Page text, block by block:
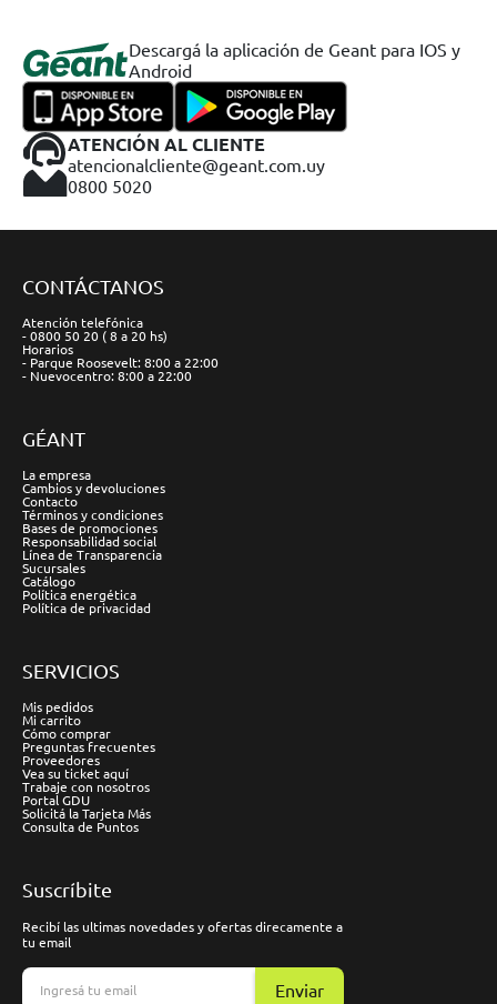
Descargá la aplicación de Geant para IOS y
Android
ATENCIÓN AL CLIENTE
atencionalcliente@geant.com.uy
0800 5020
CONTÁCTANOS
Atención telefónica
- 0800 50 20 ( 8 a 20 hs)
Horarios
- Parque Roosevelt: 8:00 a 22:00
- Nuevocentro: 8:00 a 22:00
GÉANT
La empresa
Cambios y devoluciones
Contacto
Términos y condiciones
Bases de promociones
Responsabilidad social
Línea de Transparencia
Sucursales
Catálogo
Política energética
Política de privacidad
SERVICIOS
Mis pedidos
Mi carrito
Cómo comprar
Preguntas frecuentes
Proveedores
Vea su ticket aquí
Trabaje con nosotros
Portal GDU
Solicitá la Tarjeta Más
Consulta de Puntos
Suscríbite
Recibí las ultimas novedades y ofertas direcamente a
tu email
Enviar